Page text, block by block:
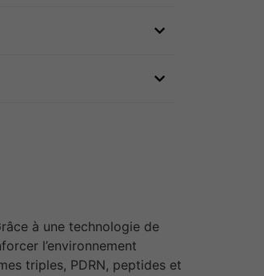
à une technologie de
l’environnement
triples, PDRN, peptides et